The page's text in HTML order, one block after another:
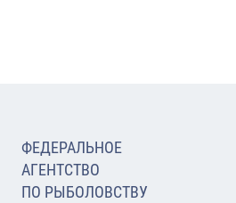
ФЕДЕРАЛЬНОЕ
АГЕНТСТВО
ПО РЫБОЛОВСТВУ